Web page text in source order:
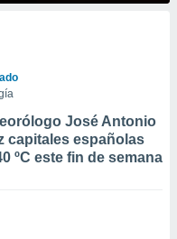
José Antonio
capitales españolas
ºC este fin de semana